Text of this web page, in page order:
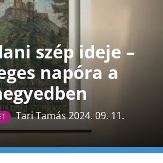
szép ideje –
napóra a
Tari Tamás 2024. 09. 11.